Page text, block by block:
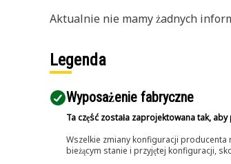
Aktualnie nie mamy żadnych
Legenda
Wyposażenie fabryczne
Ta część została zaprojektowana tak,
Wszelkie zmiany konfiguracji producenta
bieżącym stanie i przyjętej konfiguracji,